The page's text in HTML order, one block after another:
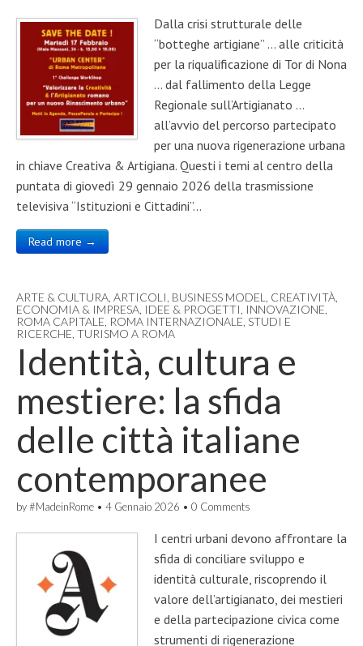
Dalla crisi strutturale delle
“botteghe artigiane” … alle criticità
per la riqualificazione di Tor di Nona
… dal fallimento della Legge
Regionale sull’Artigianato …
all’avvio del percorso partecipato
per una nuova rigenerazione urbana
in chiave Creativa & Artigiana. Questi i temi al centro della
puntata di giovedì 29 gennaio 2026 della trasmissione
televisiva “Istituzioni e Cittadini”…
Read more →
ARTE & CULTURA ARTICOLI BUSINESS MODEL CREATIVITÀ
ECONOMIA & IMPRESA IDEE & PROGETTI INNOVAZIONE
ROMA CAPITALE ROMA INTERNAZIONALE STUDI E
RICERCHE TURISMO A ROMA
Identità, cultura e
mestiere: la sfida
delle città italiane
contemporanee
by#MadeinRome • 4 Gennaio 2026 • 0 Comments
I centri urbani devono affrontare la
sfida di conciliare sviluppo e
identità culturale, riscoprendo il
valore dell’artigianato, dei mestieri
e della partecipazione civica come
strumenti di rigenerazione